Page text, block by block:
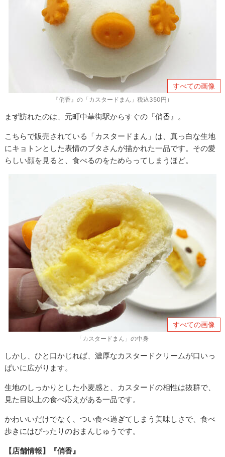
すべての画像
『俏香』の「カスタードまん」税込350円）
まず訪れたのは、元町中華街駅からすぐの『俏香』。
こちらで販売されている「カスタードまん」は、真っ白な生地
にキョトンとした表情のブタさんが描かれた一品です。その愛
らしい顔を見ると、食べるのをためらってしまうほど。
すべての画像
「カスタードまん」の中身
しかし、ひと口かじれば、濃厚なカスタードクリームが口いっ
ぱいに広がります。
生地のしっかりとした小麦感と、カスタードの相性は抜群で、
見た目以上の食べ応えがある一品です。
かわいいだけでなく、つい食べ過ぎてしまう美味しさで、食べ
歩きにはぴったりのおまんじゅうです。
【店舗情報】『俏香』